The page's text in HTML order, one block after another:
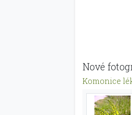
Nové
Komonice